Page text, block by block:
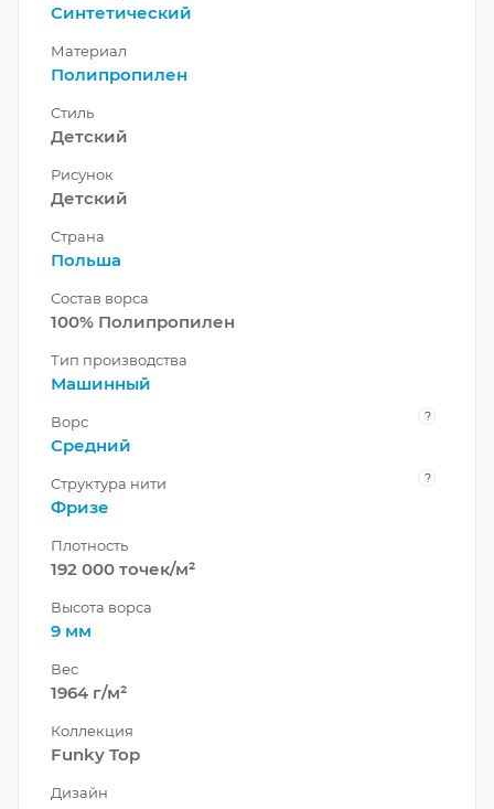
Синтетический
Материал
Полипропилен
Стиль
Детский
Рисунок
Детский
Страна
Польша
Состав ворса
100% Полипропилен
Тип производства
Машинный
Ворс ?
Средний
Структура нити ?
Фризе
Плотность
192 000 точек/м²
Высота ворса
9 мм
Вес
1964 г/м²
Коллекция
Funky Top
Дизайн